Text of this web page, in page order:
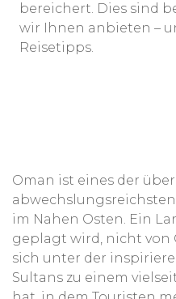
bereichert. Dies sind
wir Ihnen anbieten –
Reisetipps.
Oman ist eines der
im Nahen Osten. Ein
geplagt wird, nicht von
sich unter der
Sultans zu einem